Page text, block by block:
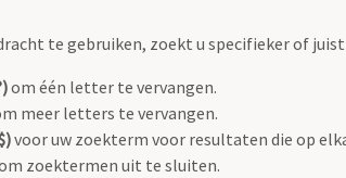
te gebruiken, zoekt u specifieker of
om één letter te vervangen.
meer letters te vervangen.
voor uw zoekterm voor resultaten die op
zoektermen uit te sluiten.